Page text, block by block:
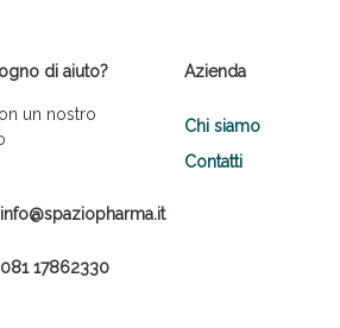
di aiuto?
un nostro
info@spaziopharma.it
081 17862330
Azienda
Chi siamo
Contatti